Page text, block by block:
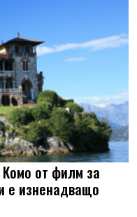
Комо от филм за
е изненадващо